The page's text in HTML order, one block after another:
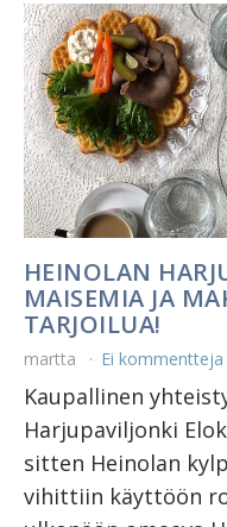
HEINOLAN
MAISEMIA JA
TARJOILUA!
martta Ei kommentteja
Kaupallinen
Harjupaviljonki
sitten Heinolan
vihittiin käyttöön